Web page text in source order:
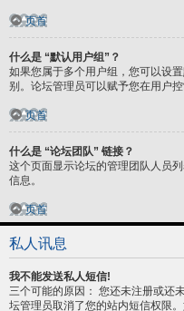
页首
什么是 “默认用户组”？
如果您属于多个用户组，您可以设
别。论坛管理员可以赋予您在用户
页首
什么是 “论坛团队” 链接？
这个页面显示论坛的管理团队人员
信息。
页首
私人讯息
我不能发送私人短信!
三个可能的原因： 您还未注册或还
坛管理员取消了您的站内短信权限